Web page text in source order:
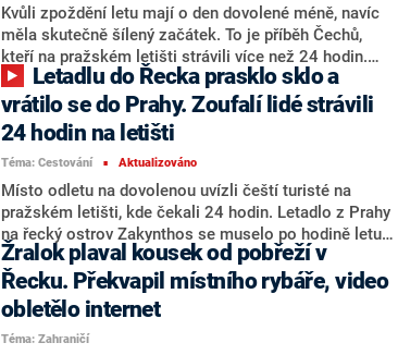
Kvůli zpoždění letu mají o den dovolené méně, navíc
měla skutečně šílený začátek. To je příběh Čechů,
kteří na pražském letišti strávili více než 24 hodin.
Pravidelný let z Prahy na řecký Zakynthos společnosti
Smartwings nemohl kvůli technické závadě na letadle
dorazit do cílové destinace a musel se vrátit zpět. Po
několikahodinovém čekání se objevila technická
závada i na náhradním letadle, a tak se cestující
dostali na Zakynthos až o den později.
vrátilo se do Prahy. Zoufalí lidé strávili
24 hodin na letišti
Téma: Cestování ■ Aktualizováno
Místo odletu na dovolenou uvízli čeští turisté na
pražském letišti, kde čekali 24 hodin. Letadlo z Prahy
na řecký ostrov Zakynthos se muselo po hodině letu
vrátit kvůli prasklému bočnímu sklu kokpitu. Cestující,
mezi nimiž je spousta dětí, byli zoufalí a stěžovali si
na přístup letecké společnosti. Informuje o tom
televize CNN Prima NEWS. Let se podařilo vypravit v
neděli krátce po čtvrté hodině ráno.
Žralok plaval kousek od pobřeží v
Řecku. Překvapil místního rybáře, video
obletělo internet
Téma: Zahraničí